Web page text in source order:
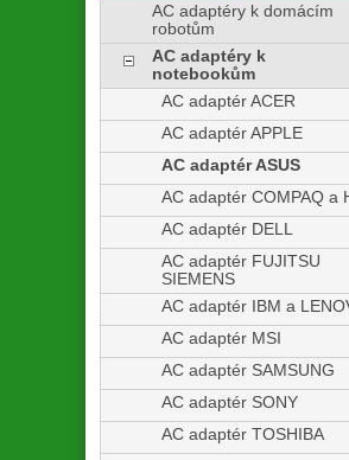
AC adaptéry k domácím
robotům
AC adaptéry k
notebookům
AC adaptér ACER
AC adaptér APPLE
AC adaptér ASUS
AC adaptér COMPAQ a
AC adaptér DELL
AC adaptér FUJITSU
SIEMENS
AC adaptér IBM a
AC adaptér MSI
AC adaptér SAMSUNG
AC adaptér SONY
AC adaptér TOSHIBA